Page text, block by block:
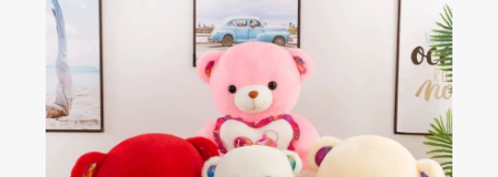
Hoe kiest u het beste pluche kussen voor
uw behoeften?
Bekijk meer >>